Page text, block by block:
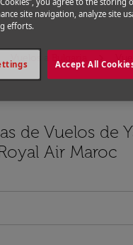
Vuelos a Bulgaria
de Vuelos de
Air Maroc
site navigation, analyze site
efforts.
Accept All